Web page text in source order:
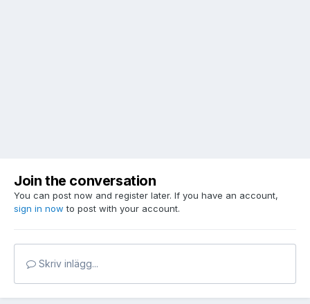
Join the conversation
You can post now and register later. If you have an account,
sign in now to post with your account.
Skriv inlägg...